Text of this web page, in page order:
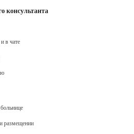
консультанта
в чате
размещении